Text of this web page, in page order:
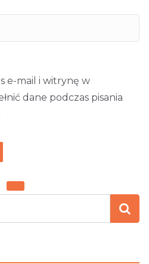
e-mail i witrynę w
dane podczas pisania